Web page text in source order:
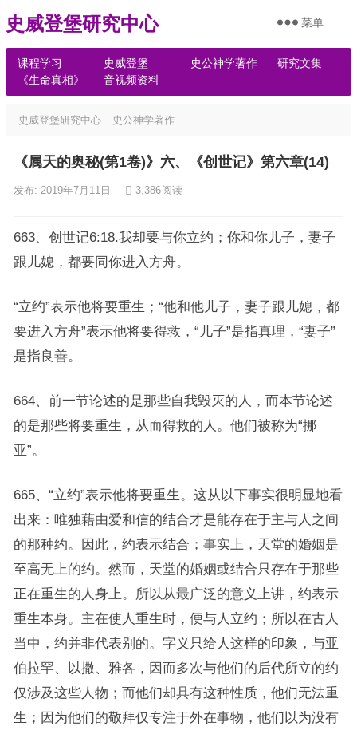
史威登堡研究中心
课程学习 史威登堡 史公神学著作
研究文集
《生命真相》
音视频资料
菜单
史威登堡研究中心 史公神学著作
《属天的奥秘(第1卷)》六、《创世记》第六章(14)
发布: 2019年7月11日 3,386阅读
663、创世记6:18.我却要与你立约；你和你儿子，妻子
跟儿媳，都要同你进入方舟。
“立约”表示他将要重生；“他和他儿子，妻子跟儿媳，都
要进入方舟”表示他将要得救，“儿子”是指真理，“妻子”
是指良善。
664、前一节论述的是那些自我毁灭的人，而本节论述
的是那些将要重生，从而得救的人。他们被称为“挪
亚”。
665、“立约”表示他将要重生。这从以下事实很明显地看
出来：唯独藉由爱和信的结合才是能存在于主与人之间
的那种约。因此，约表示结合；事实上，天堂的婚姻是
至高无上的约。然而，天堂的婚姻或结合只存在于那些
正在重生的人身上。所以从最广泛的意义上讲，约表示
重生本身。主在使人重生时，便与人立约；所以在古人
当中，约并非代表别的。字义只给人这样的印象，与亚
伯拉罕、以撒、雅各，因而多次与他们的后代所立的约
仅涉及这些人物；而他们却具有这种性质，他们无法重
生；因为他们的敬拜仅专注于外在事物，他们以为没有